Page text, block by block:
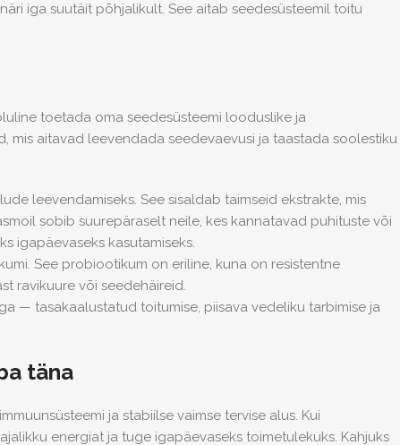
iga suutäit põhjalikult. See aitab seedesüsteemil toitu
toetada oma seedesüsteemi looduslike ja
aitavad leevendada seedevaevusi ja taastada soolestiku
leevendamiseks. See sisaldab taimseid ekstrakte, mis
sobib suurepäraselt neile, kes kannatavad puhituste või
igapäevaseks kasutamiseks.
See probiootikum on eriline, kuna on resistentne
ravikuure või seedehäireid.
— tasakaalustatud toitumise, piisava vedeliku tarbimise ja
täna
ja stabiilse vaimse tervise alus. Kui
energiat ja tuge igapäevaseks toimetulekuks. Kahjuks